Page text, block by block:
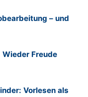
– und
Freude
Vorlesen als